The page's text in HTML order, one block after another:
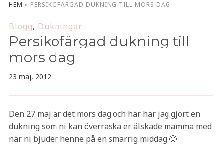
HEM » PERSIKOFÄRGAD DUKNING TILL MORS DAG
Blogg, Dukningar
Persikofärgad dukning till
mors dag
23 maj, 2012
Den 27 maj är det mors dag och här har jag gjort en
dukning som ni kan överraska er älskade mamma med
när ni bjuder henne på en smarrig middag 🙂